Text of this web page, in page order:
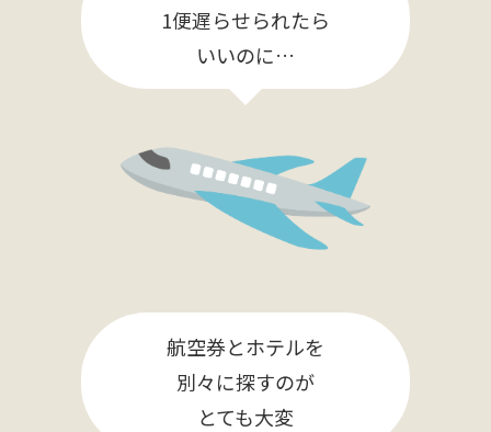
1便遅らせられたら
いいのに…
航空券とホテルを
別々に探すのが
とても大変